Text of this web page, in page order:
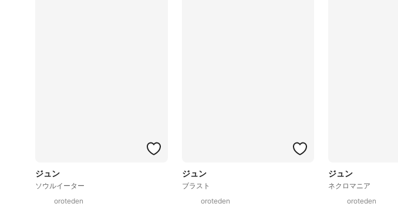
ジュン
ソウルイーター
oroteden
ジュン
ブラスト
oroteden
ジュン
ネクロマニア
oroteden